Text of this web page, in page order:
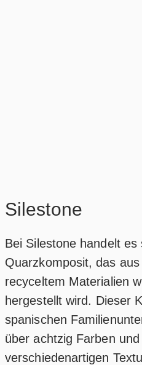
Silestone
Bei Silestone handelt es
Quarzkomposit, das
recyceltem Materialien
hergestellt wird. Dieser
spanischen
über achtzig Farben
verschiedenartigen